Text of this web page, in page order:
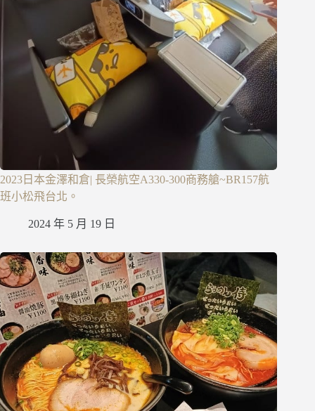
2023日本金澤和倉| 長榮航空A330-300商務艙~BR157航
班小松飛台北。
2024 年 5 月 19 日